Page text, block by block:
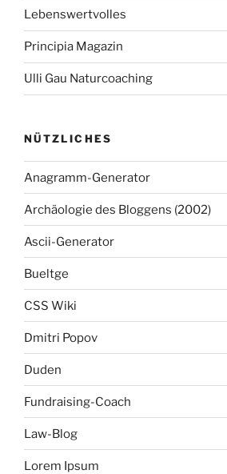
Lebenswertvolles
Principia Magazin
Ulli Gau Naturcoaching
NÜTZLICHES
Anagramm-Generator
Archäologie des Bloggens (2002)
Ascii-Generator
Bueltge
CSS Wiki
Dmitri Popov
Duden
Fundraising-Coach
Law-Blog
Lorem Ipsum